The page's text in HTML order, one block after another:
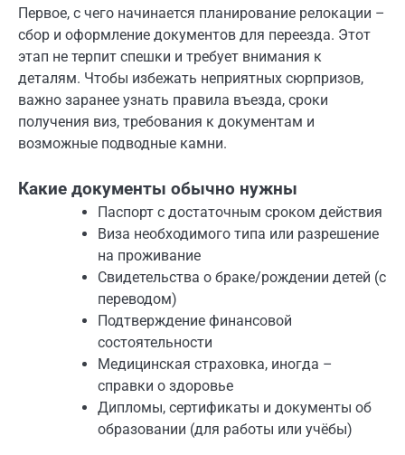
Первое, с чего начинается планирование релокации –
сбор и оформление документов для переезда. Этот
этап не терпит спешки и требует внимания к
деталям. Чтобы избежать неприятных сюрпризов,
важно заранее узнать правила въезда, сроки
получения виз, требования к документам и
возможные подводные камни.
Какие документы обычно нужны
Паспорт с достаточным сроком действия
Виза необходимого типа или разрешение
на проживание
Свидетельства о браке/рождении детей (с
переводом)
Подтверждение финансовой
состоятельности
Медицинская страховка, иногда –
справки о здоровье
Дипломы, сертификаты и документы об
образовании (для работы или учёбы)